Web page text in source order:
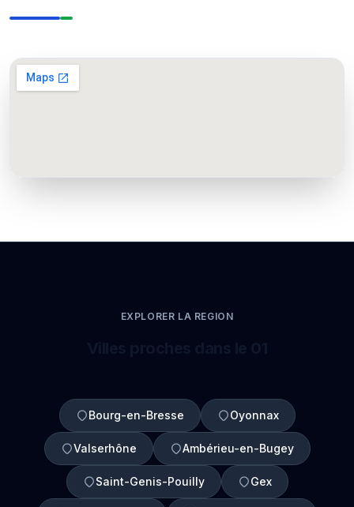
EXPLORER LA REGION
Bourg-en-Bresse Oyonnax
Valserhône Ambérieu-en-Bugey
Saint-Genis-Pouilly Gex